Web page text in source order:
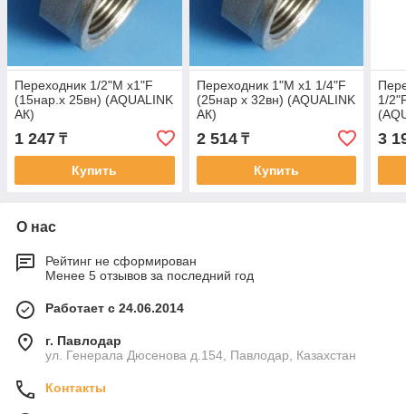
Переходник 1/2"М x1"F
(15нар.х 25вн) (AQUALINK
АК)
1 247 ₸
Купить
Переходник 1"М x1 1/4"F
(25нар х 32вн) (AQUALINK
АК)
2 514₸
Купить
1/
3
О нас
Рейтинг не сформирован
Менее 5 отзывов за последний год
Работает с 24.06.2014
г. Павлодар
ул. Генерала Дюсенова д.154, Павлодар, Казахстан
Контакты